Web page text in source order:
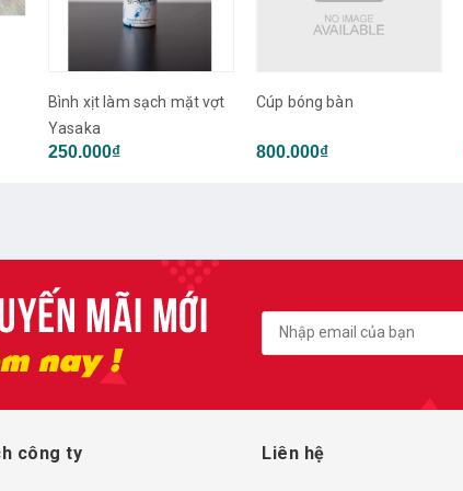
Cúp bóng bàn
800.000₫
Tune mặt vợt Falco Long
700.000₫
công ty Liên hệ